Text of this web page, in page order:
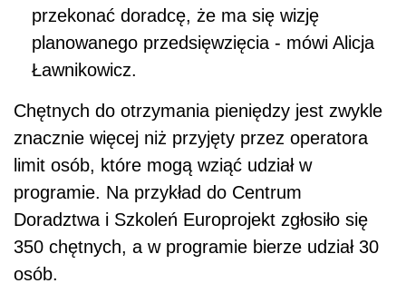
przekonać doradcę, że ma się wizję
planowanego przedsięwzięcia - mówi Alicja
Ławnikowicz.
Chętnych do otrzymania pieniędzy jest zwykle
znacznie więcej niż przyjęty przez operatora
limit osób, które mogą wziąć udział w
programie. Na przykład do Centrum
Doradztwa i Szkoleń Europrojekt zgłosiło się
350 chętnych, a w programie bierze udział 30
osób.